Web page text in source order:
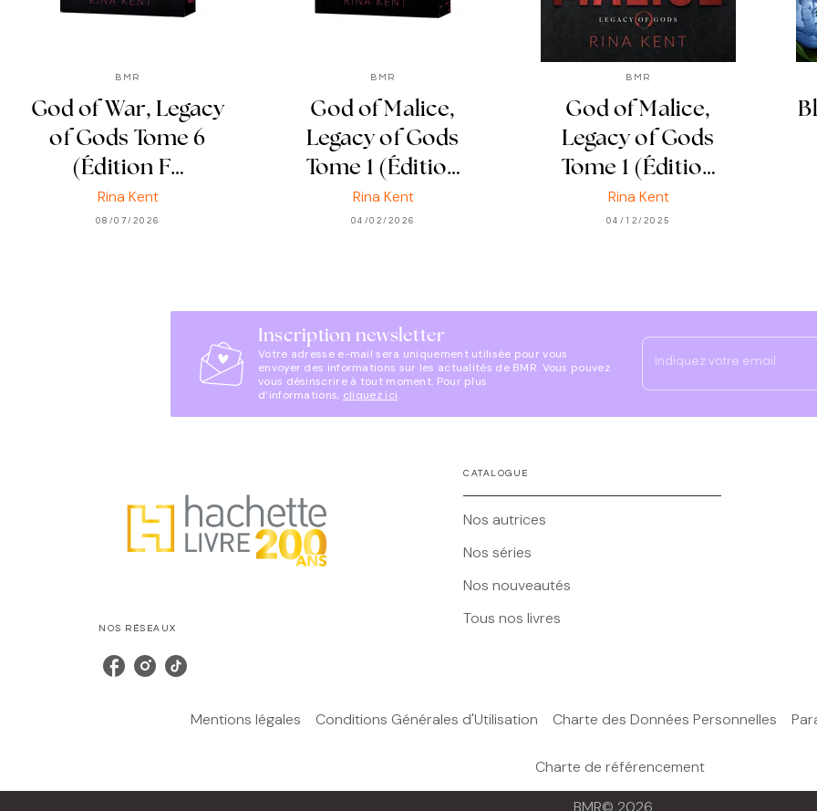
BMR
God of War, Legacy
of Gods Tome 6
(Édition F…
Rina Kent
08/07/2026
BMR
God of Malice,
Legacy of Gods
Tome 1 (Éditio…
Rina Kent
04/02/2026
BMR
God of Malice,
Legacy of Gods
Tome 1 (Éditio…
Rina Kent
04/12/2025
Inscription newsletter
Votre adresse e-mail sera uniquement utilisée pour vous
envoyer des informations sur les actualités de BMR. Vous pouvez
vous désinscrire à tout moment. Pour plus
d’informations, cliquez ici.
Indiquez votre email
NOS RÉSEAUX
CATALOGUE
Nos autrices
Nos séries
Nos nouveautés
Tous nos livres
Mentions légales Conditions Générales d'Utilisation Charte des Données Personnelles
Charte de référencement
BMR© 2026